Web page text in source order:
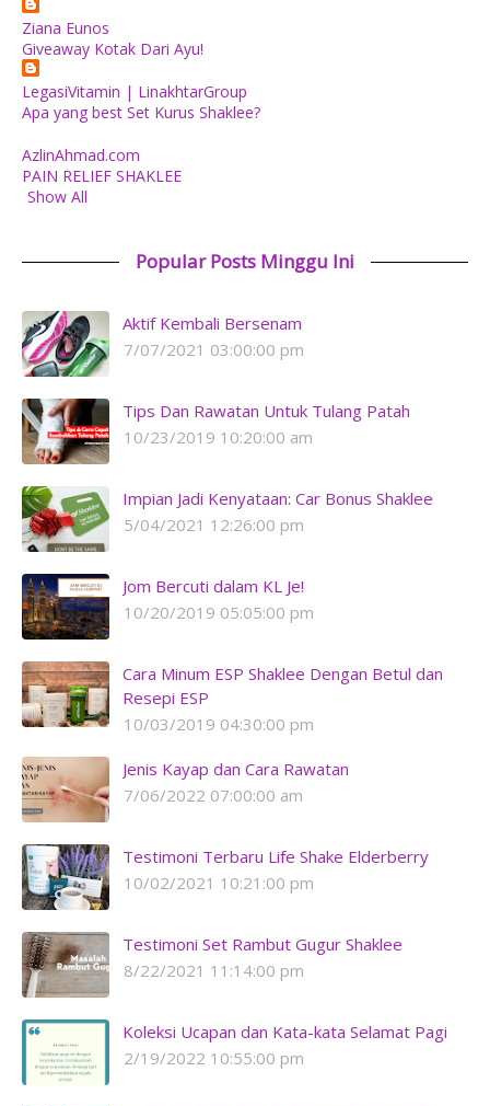
Ziana Eunos
Giveaway Kotak Dari Ayu!
LegasiVitamin | LinakhtarGroup
Apa yang best Set Kurus Shaklee?
AzlinAhmad.com
PAIN RELIEF SHAKLEE
Show All
Popular Posts Minggu Ini
Aktif Kembali Bersenam
7/07/2021 03:00:00 pm
Tips Dan Rawatan Untuk Tulang Patah
10/23/2019 10:20:00 am
Impian Jadi Kenyataan: Car Bonus Shaklee
5/04/2021 12:26:00 pm
Jom Bercuti dalam KL Je!
10/20/2019 05:05:00 pm
Cara Minum ESP Shaklee Dengan Betul dan
Resepi ESP
10/03/2019 04:30:00 pm
Jenis Kayap dan Cara Rawatan
7/06/2022 07:00:00 am
Testimoni Terbaru Life Shake Elderberry
10/02/2021 10:21:00 pm
Testimoni Set Rambut Gugur Shaklee
8/22/2021 11:14:00 pm
Koleksi Ucapan dan Kata-kata Selamat Pagi
2/19/2022 10:55:00 pm